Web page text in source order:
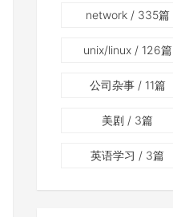
network/ 335篇
unix/linux/ 126篇
公司杂事/ 11篇
美剧 / 3篇
英语学习 / 3篇